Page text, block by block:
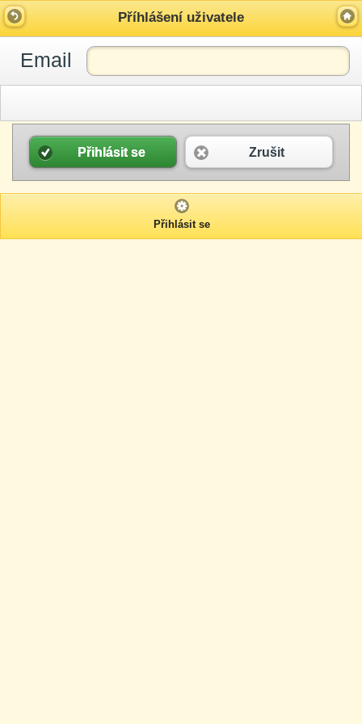
Příhlášení uživatele
Email
Přihlásit se Zrušit
Přihlásit se